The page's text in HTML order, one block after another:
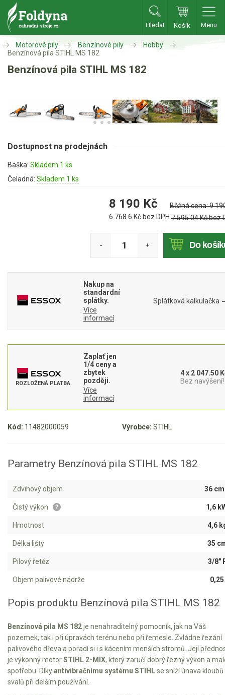
Hledat Košík Menu
Zahradní traktory
Zahradní traktory
Aku traktory
Příslušenství
Sekačky
Benzínové sekačky
Akumulátorové sekačky
Křovinořezy a vyžínače
Benzínové křovinořezy a vyžínače
Aku křovinořezy a vyžínače
Motorové pily
Hobby
Aku pily
Jednoruční pily
AKU zahradní technika
Aku křovinořezy a vyžínače
Aku pily
Aku sekačky
Aku STIHL
VARI
VARI malotraktory
VARI multifunkční nosiče
Motorové pily Benzínové pily
Hobby
Benzínová pila STIHL MS 182
Benzínová pila STIHL MS 182
Kód: 11482000059 Výrobce: STIHL
Dostupnost na prodejnách
Baška: Skladem 1 ks
Čeladná: Skladem 1 ks
8 190 Kč
6 768.6 Kč bez DPH
Běžná cena:9
7 595.04Kč bez
- + Do
Nakup na
standardní
splátky.
Více
informací
Splátková kalkulačka
ROZLOŽENÁ PLATBA
Zaplať jen
1/4 ceny a
zbytek
později.
Více
informací
4 x 2 047.50
Bez navýšení!
Parametry Benzínová pila STIHL MS 182
Zdvihový objem 36
Čistý výkon ? 1,6
Hmotnost 4,6
Délka lišty 35
Pilový řetěz 3/8"
Objem palivové nádrže
Popis produktu Benzínová pila STIHL MS 182
Benzínová pila MS 182je nenahraditelný pomocník, jak na Váš
pozemek, tak i při úpravách terénu nebo při řemesle. Zvládne řezání
palivového dřeva a poradí si i s kácením menších stromů. Její
je výkonný motorSTIHL 2-MIX, který zaručí dobrý řezný výkon a
spotřebu. Díkyantivibračnímu systému STIHLse sníží únava kloubů
svalů při delším používání.